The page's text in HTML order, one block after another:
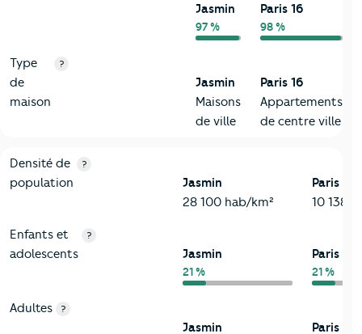
Jasmin
97 %
Paris 16
98 %
Type
de
maison
?
Jasmin
Maisons
de ville
Paris 16
Appartements
de centre ville
2-Habitants
Critères Jasmin
Densité de
population
?
Jasmin
28 100 hab/km²
Paris 16
10 138
Enfants et
adolescents
?
Jasmin
21 %
Paris 16
21 %
Adultes ?
Jasmin Paris 16